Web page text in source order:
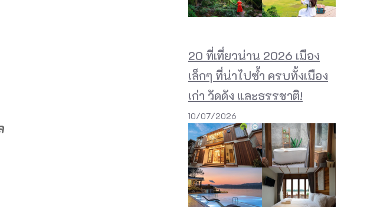
20 ที่เที่ยวน่าน 2026 เมือง
เล็กๆ ที่น่าไปซ้ำ ครบทั้งเมือง
เก่า วัดดัง และธรรชาติ!
10/07/2026